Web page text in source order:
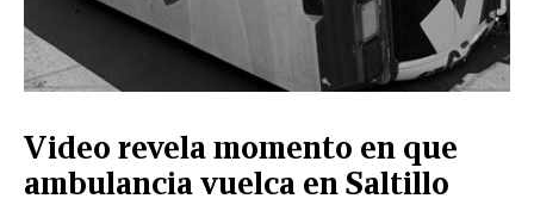
X
LEÓN
DE
VIDA
Video revela momento en que
ambulancia vuelca en Saltillo